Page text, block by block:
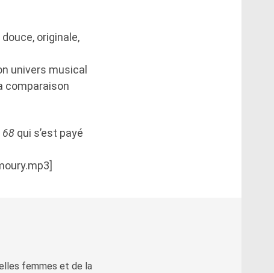
originale,
univers musical
comparaison
68 qui s’est payé
femmes et de la